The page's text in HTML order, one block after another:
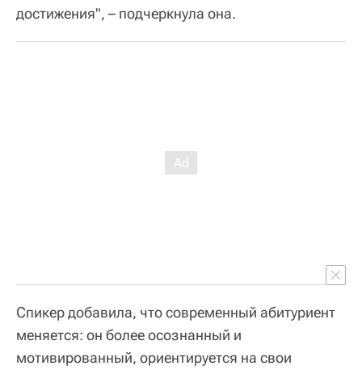
достижения", – подчеркнула она.
Спикер добавила, что современный абитуриент
меняется: он более осознанный и
мотивированный, ориентируется на свои